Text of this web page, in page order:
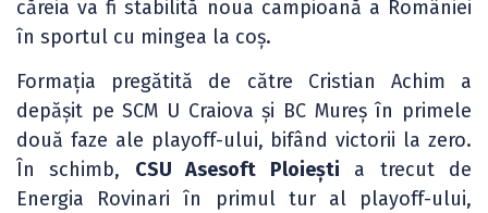
căreia va fi stabilită noua campioană a României
în sportul cu mingea la coș.
Formația pregătită de către Cristian Achim a
depășit pe SCM U Craiova și BC Mureș în primele
două faze ale playoff-ului, bifând victorii la zero.
În schimb, CSU Asesoft Ploiești a trecut de
Energia Rovinari în primul tur al playoff-ului,